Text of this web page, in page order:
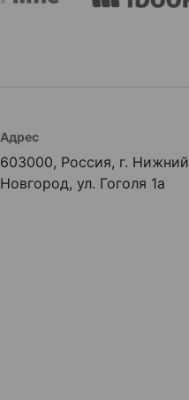
Адрес
603000, Россия, г. Нижний
Новгород, ул. Гоголя 1а